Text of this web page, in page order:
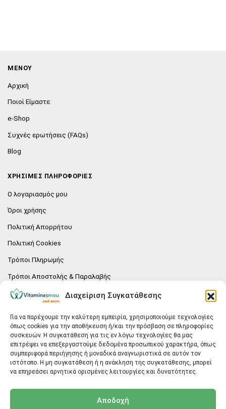
Διαχείριση Συγκατάθεσης
Για να παρέχουμε την καλύτερη εμπειρία, χρησιμοποιούμε τεχνολογίες
όπως cookies για την αποθήκευση ή/και την πρόσβαση σε πληροφορίες
συσκευών. Η συγκατάθεση για τις εν λόγω τεχνολογίες θα μας
επιτρέψει να επεξεργαστούμε δεδομένα προσωπικού χαρακτήρα, όπως
συμπεριφορά περιήγησης ή μοναδικά αναγνωριστικά σε αυτόν τον
ιστότοπο. Η μη συγκατάθεση ή η ανάκληση της συγκατάθεσης, μπορεί
να επηρεάσει αρνητικά ορισμένες λειτουργίες και δυνατότητες.
Αποδοχή
ΜΕΝΟΥ
Αρχική
Ποιοί Είμαστε
e-Shop
Συχνές ερωτήσεις (FAQs)
Blog
ΧΡΗΣΙΜΕΣ ΠΛΗΡΟΦΟΡΙΕΣ
Ο λογαριασμός μου
Όροι χρήσης
Πολιτική Απορρήτου
Πολιτική Cookies
Τρόποι Πληρωμής
Τρόποι Αποστολής & Παραλαβής
Πολιτική επιστροφών
E-SHOP
Vitaminesmou.gr.
Άγιος Δημήτριος T.K.17236
Αττική